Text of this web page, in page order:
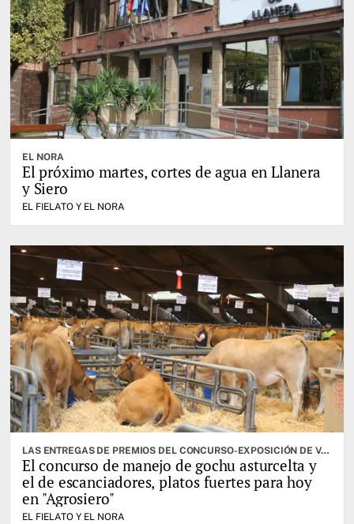
EL NORA
El próximo martes, cortes de agua en Llanera
y Siero
EL FIELATO Y EL NORA
LAS ENTREGAS DE PREMIOS DEL CONCURSO-EXPOSICIÓN DE VACUNO SELECTO, OTRA DE LAS CITAS IMPORTANTES
El concurso de manejo de gochu asturcelta y
el de escanciadores, platos fuertes para hoy
en "Agrosiero"
EL FIELATO Y EL NORA